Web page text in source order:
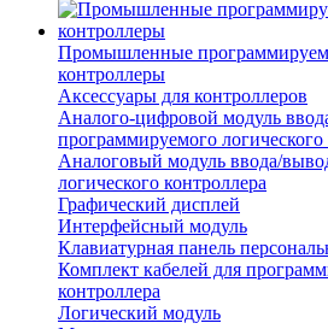
Промышленные
контроллеры
Аксессуары для контроллеров
Аналого-цифровой модуль
программируемого логического
Аналоговый модуль ввода/
логического контроллера
Графический дисплей
Интерфейсный модуль
Клавиатурная панель
Комплект кабелей для
контроллера
Логический модуль